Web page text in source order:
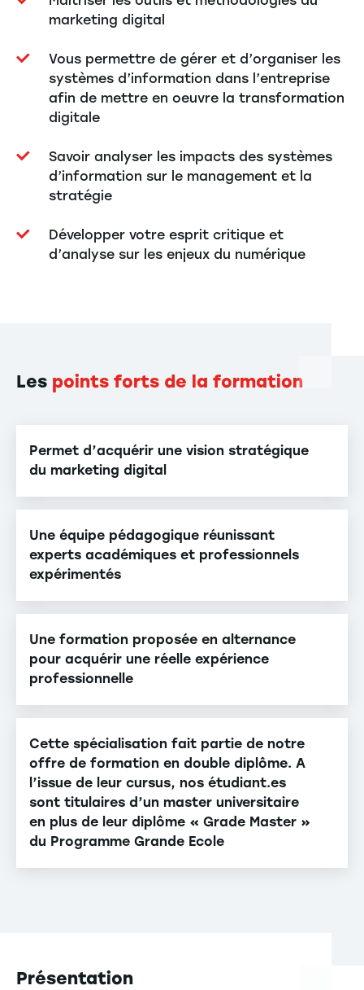
marketing digital
Vous permettre de gérer et d’organiser les
systèmes d’information dans l’entreprise
afin de mettre en oeuvre la transformation
digitale
Savoir analyser les impacts des systèmes
d’information sur le management et la
stratégie
Développer votre esprit critique et
d’analyse sur les enjeux du numérique
Les points forts de la formation
Permet d’acquérir une vision stratégique
du marketing digital
Une équipe pédagogique réunissant
experts académiques et professionnels
expérimentés
Une formation proposée en alternance
pour acquérir une réelle expérience
professionnelle
Cette spécialisation fait partie de notre
offre de formation en double diplôme. A
l’issue de leur cursus, nos étudiant.es
sont titulaires d’un master universitaire
en plus de leur diplôme « Grade Master »
du Programme Grande Ecole
Présentation